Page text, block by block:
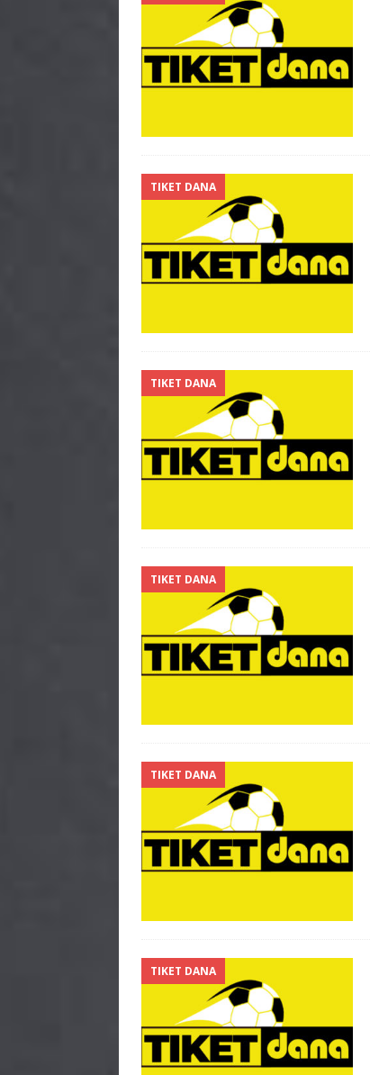
TIKET DANA
TIKET DANA
TIKET DANA
TIKET DANA
TIKET DANA